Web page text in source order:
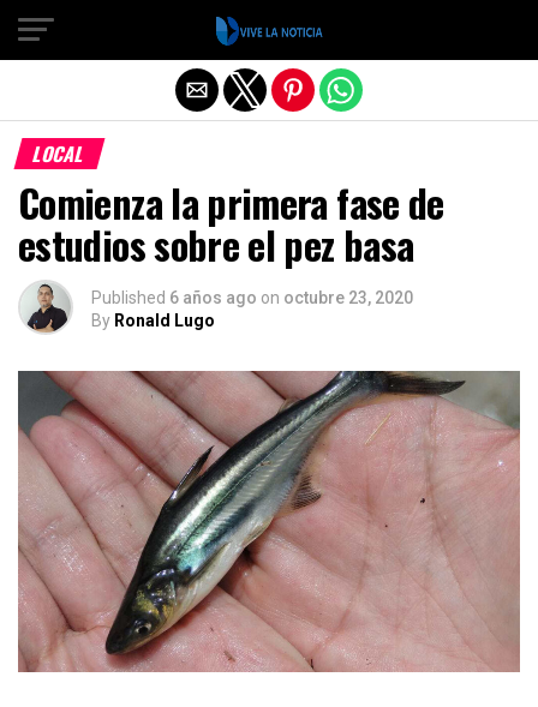
LOCAL
Comienza la primera fase de
estudios sobre el pez basa
Published 6 años ago on octubre 23, 2020
By Ronald Lugo
Salir de la versión móvil